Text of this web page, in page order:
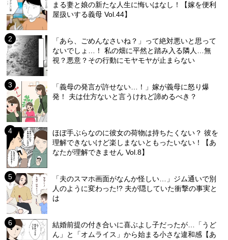
まる妻と娘の新たな人生に悔いはなし！【嫁を便利
屋扱いする義母 Vol.44】
「あら、ごめんなさいね？」って絶対悪いと思って
ないでしょ…！ 私の畑に平然と踏み入る隣人…無
視？悪意？その行動にモヤモヤが止まらない
「義母の発言が許せない…！」嫁が義母に怒り爆
発！ 夫は仕方ないと言うけれど諦めるべき？
ほぼ手ぶらなのに彼女の荷物は持ちたくない？ 彼を
理解できないけど楽しまないともったいない！【あ
なたが理解できません Vol.8】
「夫のスマホ画面がなんか怪しい…」ジム通いで別
人のように変わった!? 夫が隠していた衝撃の事実と
は
結婚前提の付き合いに喜ぶよし子だったが…「うど
ん」と「オムライス」から始まる小さな違和感【あ